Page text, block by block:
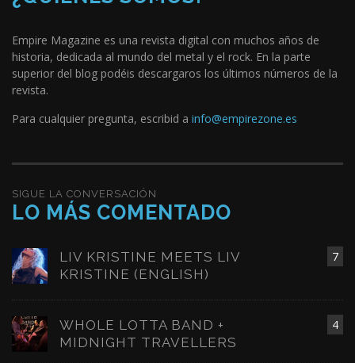
Empire Magazine es una revista digital con muchos años de
historia, dedicada al mundo del metal y el rock. En la parte
superior del blog podéis descargaros los últimos números de la
revista.
Para cualquier pregunta, escribid a info@empirezone.es
SIGUE LA CONVERSACIÓN
LO MÁS COMENTADO
7
LIV KRISTINE MEETS LIV
KRISTINE (ENGLISH)
4
WHOLE LOTTA BAND +
MIDNIGHT TRAVELLERS